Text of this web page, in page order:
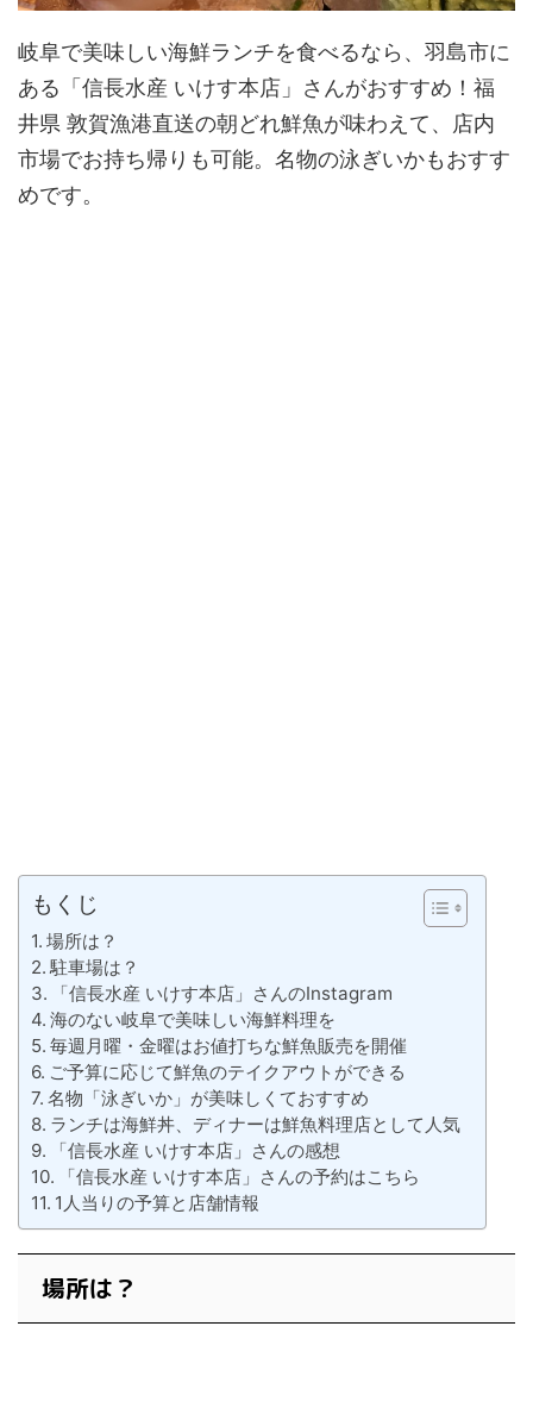
岐阜で美味しい海鮮ランチを食べるなら、羽島市に
ある「信長水産 いけす本店」さんがおすすめ！福
井県 敦賀漁港直送の朝どれ鮮魚が味わえて、店内
市場でお持ち帰りも可能。名物の泳ぎいかもおすす
めです。
もくじ
場所は？
駐車場は？
「信長水産 いけす本店」さんのInstagram
海のない岐阜で美味しい海鮮料理を
毎週月曜・金曜はお値打ちな鮮魚販売を開催
ご予算に応じて鮮魚のテイクアウトができる
名物「泳ぎいか」が美味しくておすすめ
ランチは海鮮丼、ディナーは鮮魚料理店として人気
「信長水産 いけす本店」さんの感想
「信長水産 いけす本店」さんの予約はこちら
1人当りの予算と店舗情報
場所は？